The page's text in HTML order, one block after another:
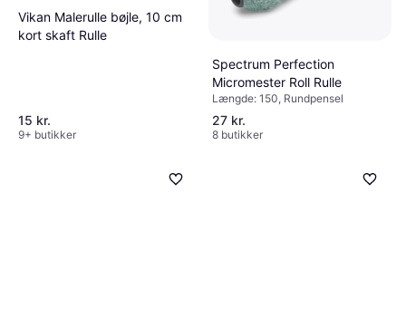
Vikan Malerulle bøjle, 10 cm
kort skaft Rulle
15 kr.
9+ butikker
Spectrum Perfection
Micromester Roll Rulle
Længde: 150, Rundpensel
27 kr.
8 butikker